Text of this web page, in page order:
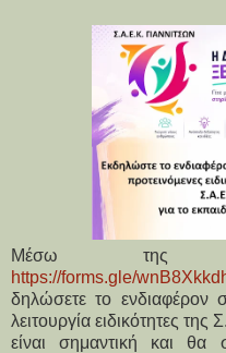
Μέσω της
https://forms.gle/
δηλώσετε το ενδιαφέρον
λειτουργία ειδικότητες
είναι σημαντική και θα